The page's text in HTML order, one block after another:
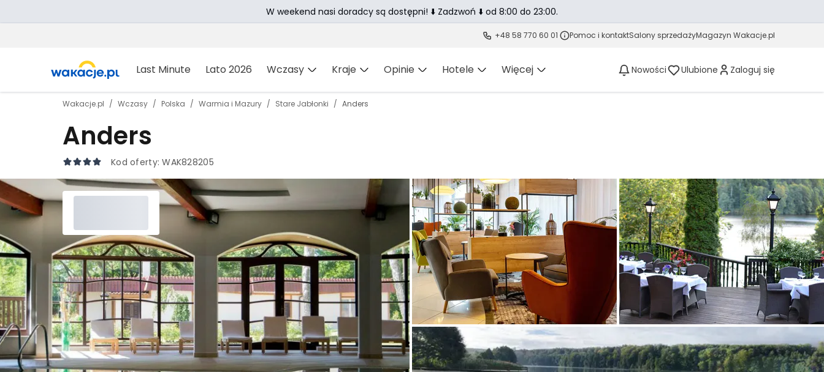
+48 58 770 60 01 Pomoc i kontaktSalony sprzedażyMagazyn Wakacje.pl
Last Minute Lato 2026 Wczasy Kraje Opinie Hotele Więcej Nowości Ulubione Zaloguj się
Wakacje.pl Wczasy Polska Warmia i Mazury Stare Jabłonki Anders
Anders
Kod oferty:WAK828205
W weekend nasi doradcy są dostępni! ⬇️ Zadzwoń ⬇️ od 8:00 do 23:00.